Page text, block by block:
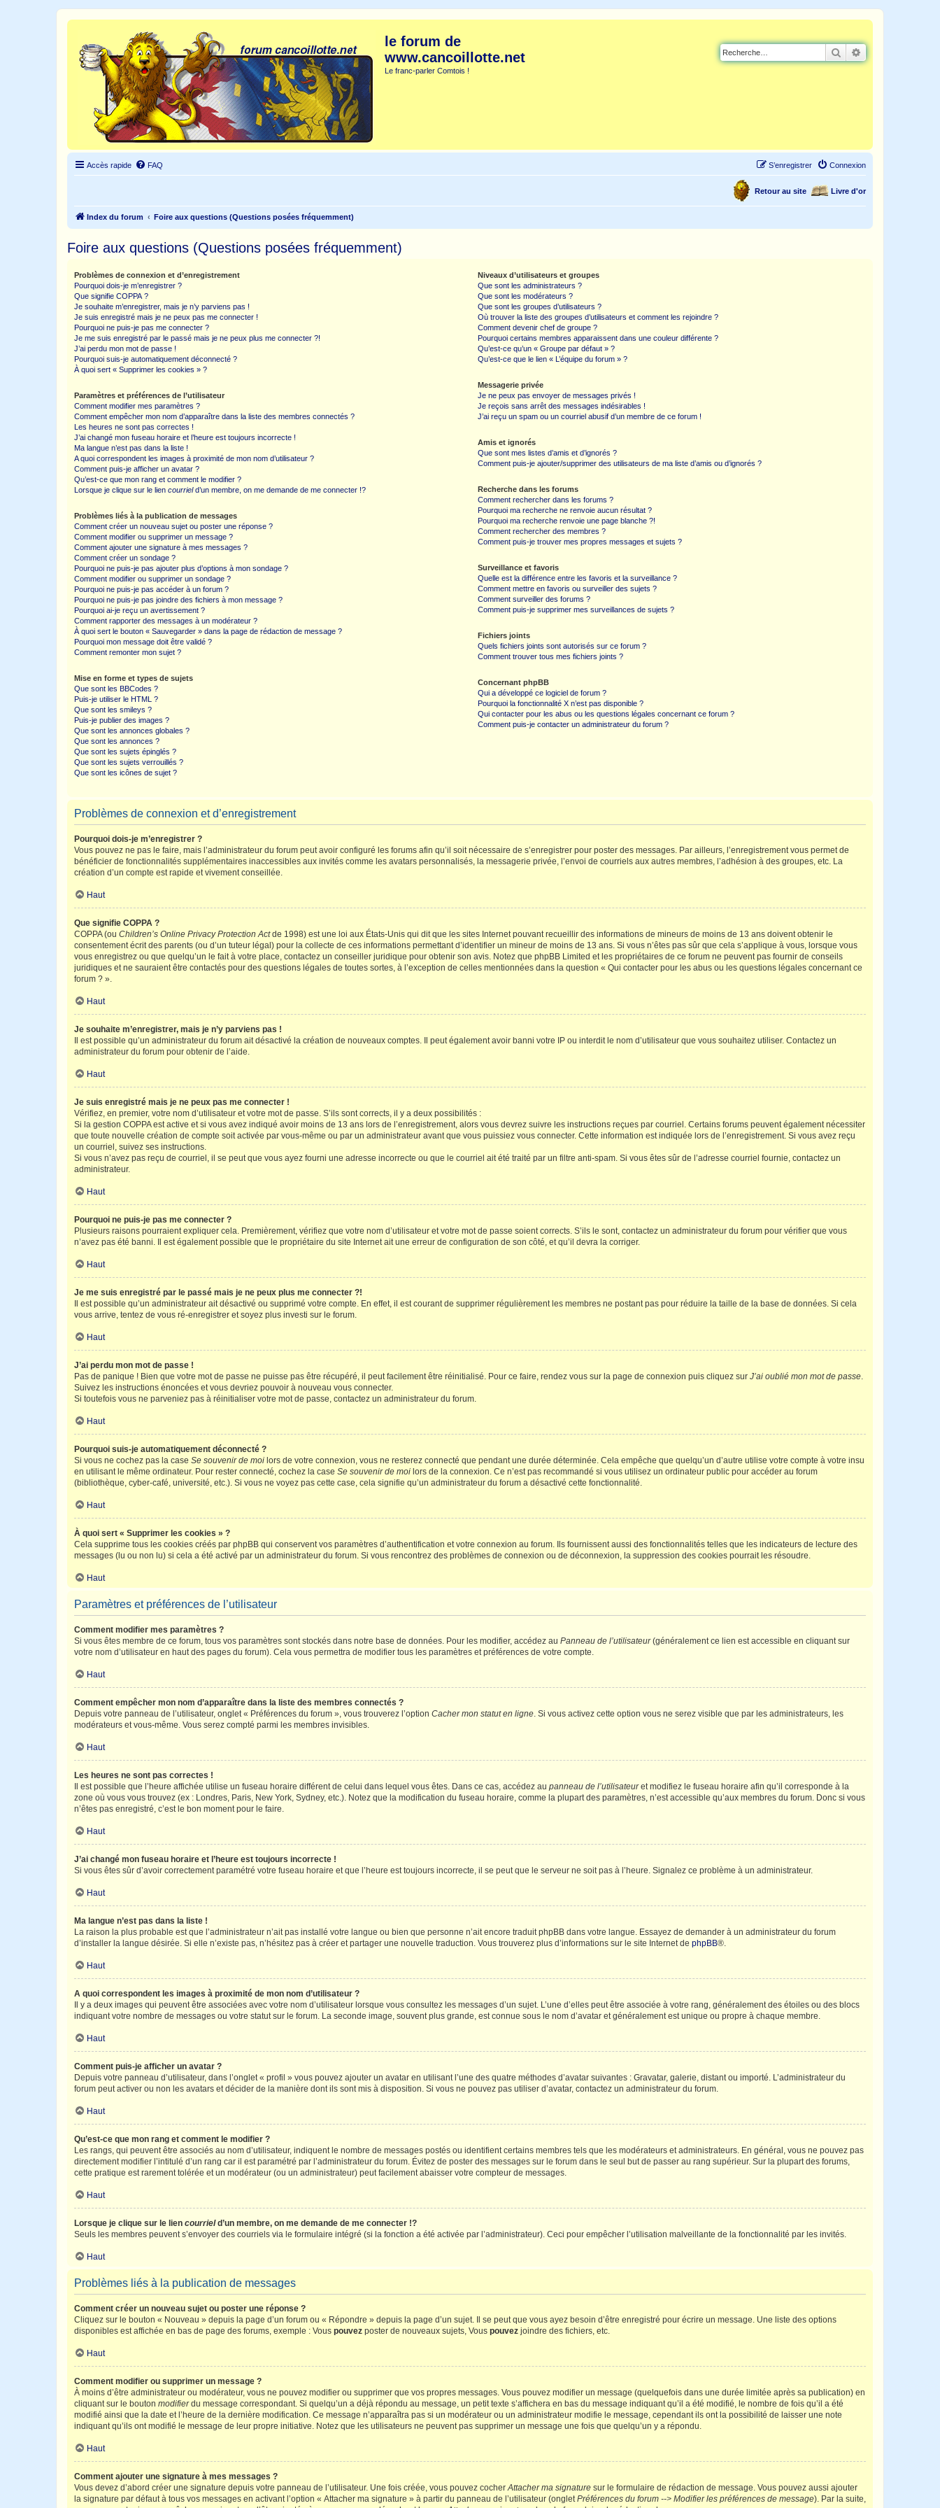
le forum de
www.cancoillotte.net
Le franc-parler Comtois !
Rechercher
Accès rapide FAQ Connexion
S’enregistrer
Livre d'or
Retour au site
Index du forum Foire aux questions (Questions posées fréquemment)
Foire aux questions (Questions posées fréquemment)
Problèmes de connexion et d’enregistrement
Pourquoi dois-je m’enregistrer ?
Que signifie COPPA ?
Je souhaite m’enregistrer, mais je n’y parviens pas !
Je suis enregistré mais je ne peux pas me connecter !
Pourquoi ne puis-je pas me connecter ?
Je me suis enregistré par le passé mais je ne peux plus me connecter ?!
J’ai perdu mon mot de passe !
Pourquoi suis-je automatiquement déconnecté ?
À quoi sert « Supprimer les cookies » ?
Paramètres et préférences de l’utilisateur
Comment modifier mes paramètres ?
Comment empêcher mon nom d’apparaître dans la liste des membres connectés ?
Les heures ne sont pas correctes !
J’ai changé mon fuseau horaire et l’heure est toujours incorrecte !
Ma langue n’est pas dans la liste !
A quoi correspondent les images à proximité de mon nom d’utilisateur ?
Comment puis-je afficher un avatar ?
Qu’est-ce que mon rang et comment le modifier ?
Lorsque je clique sur le lien courrield’un membre, on me demande de me connecter !?
Problèmes liés à la publication de messages
Comment créer un nouveau sujet ou poster une réponse ?
Comment modifier ou supprimer un message ?
Comment ajouter une signature à mes messages ?
Comment créer un sondage ?
Pourquoi ne puis-je pas ajouter plus d’options à mon sondage ?
Comment modifier ou supprimer un sondage ?
Pourquoi ne puis-je pas accéder à un forum ?
Pourquoi ne puis-je pas joindre des fichiers à mon message ?
Pourquoi ai-je reçu un avertissement ?
Comment rapporter des messages à un modérateur ?
À quoi sert le bouton « Sauvegarder » dans la page de rédaction de message ?
Pourquoi mon message doit être validé ?
Comment remonter mon sujet ?
Mise en forme et types de sujets
Que sont les BBCodes ?
Puis-je utiliser le HTML ?
Que sont les smileys ?
Puis-je publier des images ?
Que sont les annonces globales ?
Que sont les annonces ?
Que sont les sujets épinglés ?
Que sont les sujets verrouillés ?
Que sont les icônes de sujet ?
Niveaux d’utilisateurs et groupes
Que sont les administrateurs ?
Que sont les modérateurs ?
Que sont les groupes d’utilisateurs ?
Où trouver la liste des groupes d’utilisateurs et comment les rejoindre ?
Comment devenir chef de groupe ?
Pourquoi certains membres apparaissent dans une couleur différente ?
Qu’est-ce qu’un « Groupe par défaut » ?
Qu’est-ce que le lien « L’équipe du forum » ?
Messagerie privée
Je ne peux pas envoyer de messages privés !
Je reçois sans arrêt des messages indésirables !
J’ai reçu un spam ou un courriel abusif d’un membre de ce forum !
Amis et ignorés
Que sont mes listes d’amis et d’ignorés ?
Comment puis-je ajouter/supprimer des utilisateurs de ma liste d’amis ou d’ignorés ?
Recherche dans les forums
Comment rechercher dans les forums ?
Pourquoi ma recherche ne renvoie aucun résultat ?
Pourquoi ma recherche renvoie une page blanche ?!
Comment rechercher des membres ?
Comment puis-je trouver mes propres messages et sujets ?
Surveillance et favoris
Quelle est la différence entre les favoris et la surveillance ?
Comment mettre en favoris ou surveiller des sujets ?
Comment surveiller des forums ?
Comment puis-je supprimer mes surveillances de sujets ?
Fichiers joints
Quels fichiers joints sont autorisés sur ce forum ?
Comment trouver tous mes fichiers joints ?
Concernant phpBB
Qui a développé ce logiciel de forum ?
Pourquoi la fonctionnalité X n’est pas disponible ?
Qui contacter pour les abus ou les questions légales concernant ce forum ?
Comment puis-je contacter un administrateur du forum ?
Problèmes de connexion et d’enregistrement
Pourquoi dois-je m’enregistrer ?
Vous pouvez ne pas le faire, mais l’administrateur du forum peut avoir configuré les forums afin qu’il soit nécessaire de s’enregistrer pour poster des messages. Par ailleurs, l’enregistrement vous permet de
bénéficier de fonctionnalités supplémentaires inaccessibles aux invités comme les avatars personnalisés, la messagerie privée, l’envoi de courriels aux autres membres, l’adhésion à des groupes, etc. La
création d’un compte est rapide et vivement conseillée.
Haut
Que signifie COPPA ?
COPPA (ou Children’s Online Privacy Protection Actde 1998) est une loi aux États-Unis qui dit que les sites Internet pouvant recueillir des informations de mineurs de moins de 13 ans doivent obtenir le
consentement écrit des parents (ou d’un tuteur légal) pour la collecte de ces informations permettant d’identifier un mineur de moins de 13 ans. Si vous n’êtes pas sûr que cela s’applique à vous, lorsque vous
vous enregistrez ou que quelqu’un le fait à votre place, contactez un conseiller juridique pour obtenir son avis. Notez que phpBB Limited et les propriétaires de ce forum ne peuvent pas fournir de conseils
juridiques et ne sauraient être contactés pour des questions légales de toutes sortes, à l’exception de celles mentionnées dans la question « Qui contacter pour les abus ou les questions légales concernant ce
forum ? ».
Haut
Je souhaite m’enregistrer, mais je n’y parviens pas !
Il est possible qu’un administrateur du forum ait désactivé la création de nouveaux comptes. Il peut également avoir banni votre IP ou interdit le nom d’utilisateur que vous souhaitez utiliser. Contactez un
administrateur du forum pour obtenir de l’aide.
Haut
Je suis enregistré mais je ne peux pas me connecter !
Vérifiez, en premier, votre nom d’utilisateur et votre mot de passe. S’ils sont corrects, il y a deux possibilités :
Si la gestion COPPA est active et si vous avez indiqué avoir moins de 13 ans lors de l’enregistrement, alors vous devrez suivre les instructions reçues par courriel. Certains forums peuvent également nécessiter
que toute nouvelle création de compte soit activée par vous-même ou par un administrateur avant que vous puissiez vous connecter. Cette information est indiquée lors de l’enregistrement. Si vous avez reçu
un courriel, suivez ses instructions.
Si vous n’avez pas reçu de courriel, il se peut que vous ayez fourni une adresse incorrecte ou que le courriel ait été traité par un filtre anti-spam. Si vous êtes sûr de l’adresse courriel fournie, contactez un
administrateur.
Haut
Pourquoi ne puis-je pas me connecter ?
Plusieurs raisons pourraient expliquer cela. Premièrement, vérifiez que votre nom d’utilisateur et votre mot de passe soient corrects. S’ils le sont, contactez un administrateur du forum pour vérifier que vous
n’avez pas été banni. Il est également possible que le propriétaire du site Internet ait une erreur de configuration de son côté, et qu’il devra la corriger.
Haut
Je me suis enregistré par le passé mais je ne peux plus me connecter ?!
Il est possible qu’un administrateur ait désactivé ou supprimé votre compte. En effet, il est courant de supprimer régulièrement les membres ne postant pas pour réduire la taille de la base de données. Si cela
vous arrive, tentez de vous ré-enregistrer et soyez plus investi sur le forum.
Haut
J’ai perdu mon mot de passe !
Pas de panique ! Bien que votre mot de passe ne puisse pas être récupéré, il peut facilement être réinitialisé. Pour ce faire, rendez vous sur la page de connexion puis cliquez sur J’ai oublié mon mot de passe.
Suivez les instructions énoncées et vous devriez pouvoir à nouveau vous connecter.
Si toutefois vous ne parveniez pas à réinitialiser votre mot de passe, contactez un administrateur du forum.
Haut
Pourquoi suis-je automatiquement déconnecté ?
Si vous ne cochez pas la case Se souvenir de moi lors de votre connexion, vous ne resterez connecté que pendant une durée déterminée. Cela empêche que quelqu’un d’autre utilise votre compte à votre insu
en utilisant le même ordinateur. Pour rester connecté, cochez la case Se souvenir de moi lors de la connexion. Ce n’est pas recommandé si vous utilisez un ordinateur public pour accéder au forum
(bibliothèque, cyber-café, université, etc.). Si vous ne voyez pas cette case, cela signifie qu’un administrateur du forum a désactivé cette fonctionnalité.
Haut
À quoi sert « Supprimer les cookies » ?
Cela supprime tous les cookies créés par phpBB qui conservent vos paramètres d’authentification et votre connexion au forum. Ils fournissent aussi des fonctionnalités telles que les indicateurs de lecture des
messages (lu ou non lu) si cela a été activé par un administrateur du forum. Si vous rencontrez des problèmes de connexion ou de déconnexion, la suppression des cookies pourrait les résoudre.
Haut
Paramètres et préférences de l’utilisateur
Comment modifier mes paramètres ?
Si vous êtes membre de ce forum, tous vos paramètres sont stockés dans notre base de données. Pour les modifier, accédez au Panneau de l’utilisateur(généralement ce lien est accessible en cliquant sur
votre nom d’utilisateur en haut des pages du forum). Cela vous permettra de modifier tous les paramètres et préférences de votre compte.
Haut
Comment empêcher mon nom d’apparaître dans la liste des membres connectés ?
Depuis votre panneau de l’utilisateur, onglet « Préférences du forum », vous trouverez l’option Cacher mon statut en ligne. Si vous activez cette option vous ne serez visible que par les administrateurs, les
modérateurs et vous-même. Vous serez compté parmi les membres invisibles.
Haut
Les heures ne sont pas correctes !
Il est possible que l’heure affichée utilise un fuseau horaire différent de celui dans lequel vous êtes. Dans ce cas, accédez au panneau de l’utilisateuret modifiez le fuseau horaire afin qu’il corresponde à la
zone où vous vous trouvez (ex : Londres, Paris, New York, Sydney, etc.). Notez que la modification du fuseau horaire, comme la plupart des paramètres, n’est accessible qu’aux membres du forum. Donc si vous
n’êtes pas enregistré, c’est le bon moment pour le faire.
Haut
J’ai changé mon fuseau horaire et l’heure est toujours incorrecte !
Si vous êtes sûr d’avoir correctement paramétré votre fuseau horaire et que l’heure est toujours incorrecte, il se peut que le serveur ne soit pas à l’heure. Signalez ce problème à un administrateur.
Haut
Ma langue n’est pas dans la liste !
La raison la plus probable est que l’administrateur n’ait pas installé votre langue ou bien que personne n’ait encore traduit phpBB dans votre langue. Essayez de demander à un administrateur du forum
d’installer la langue désirée. Si elle n’existe pas, n’hésitez pas à créer et partager une nouvelle traduction. Vous trouverez plus d’informations sur le site Internet de phpBB®.
Haut
A quoi correspondent les images à proximité de mon nom d’utilisateur ?
Il y a deux images qui peuvent être associées avec votre nom d’utilisateur lorsque vous consultez les messages d’un sujet. L’une d’elles peut être associée à votre rang, généralement des étoiles ou des blocs
indiquant votre nombre de messages ou votre statut sur le forum. La seconde image, souvent plus grande, est connue sous le nom d’avatar et généralement est unique ou propre à chaque membre.
Haut
Comment puis-je afficher un avatar ?
Depuis votre panneau d’utilisateur, dans l’onglet « profil » vous pouvez ajouter un avatar en utilisant l’une des quatre méthodes d’avatar suivantes : Gravatar, galerie, distant ou importé. L’administrateur du
forum peut activer ou non les avatars et décider de la manière dont ils sont mis à disposition. Si vous ne pouvez pas utiliser d’avatar, contactez un administrateur du forum.
Haut
Qu’est-ce que mon rang et comment le modifier ?
Les rangs, qui peuvent être associés au nom d’utilisateur, indiquent le nombre de messages postés ou identifient certains membres tels que les modérateurs et administrateurs. En général, vous ne pouvez pas
directement modifier l’intitulé d’un rang car il est paramétré par l’administrateur du forum. Évitez de poster des messages sur le forum dans le seul but de passer au rang supérieur. Sur la plupart des forums,
cette pratique est rarement tolérée et un modérateur (ou un administrateur) peut facilement abaisser votre compteur de messages.
Haut
Lorsque je clique sur le lien courrield’un membre, on me demande de me connecter !?
Seuls les membres peuvent s’envoyer des courriels via le formulaire intégré (si la fonction a été activée par l’administrateur). Ceci pour empêcher l’utilisation malveillante de la fonctionnalité par les invités.
Haut
Problèmes liés à la publication de messages
Comment créer un nouveau sujet ou poster une réponse ?
Cliquez sur le bouton « Nouveau » depuis la page d’un forum ou « Répondre » depuis la page d’un sujet. Il se peut que vous ayez besoin d’être enregistré pour écrire un message. Une liste des options
disponibles est affichée en bas de page des forums, exemple : Vous pouvez poster de nouveaux sujets, Vous pouvez joindre des fichiers, etc.
Haut
Comment modifier ou supprimer un message ?
À moins d’être administrateur ou modérateur, vous ne pouvez modifier ou supprimer que vos propres messages. Vous pouvez modifier un message (quelquefois dans une durée limitée après sa publication) en
cliquant sur le bouton modifierdu message correspondant. Si quelqu’un a déjà répondu au message, un petit texte s’affichera en bas du message indiquant qu’il a été modifié, le nombre de fois qu’il a été
modifié ainsi que la date et l’heure de la dernière modification. Ce message n’apparaîtra pas si un modérateur ou un administrateur modifie le message, cependant ils ont la possibilité de laisser une note
indiquant qu’ils ont modifié le message de leur propre initiative. Notez que les utilisateurs ne peuvent pas supprimer un message une fois que quelqu’un y a répondu.
Haut
Comment ajouter une signature à mes messages ?
Vous devez d’abord créer une signature depuis votre panneau de l’utilisateur. Une fois créée, vous pouvez cocherAttacher ma signature sur le formulaire de rédaction de message. Vous pouvez aussi ajouter
la signature par défaut à tous vos messages en activant l’option « Attacher ma signature » à partir du panneau de l’utilisateur (ongletPréférences du forum --> Modifier les préférences de message). Par la suite,